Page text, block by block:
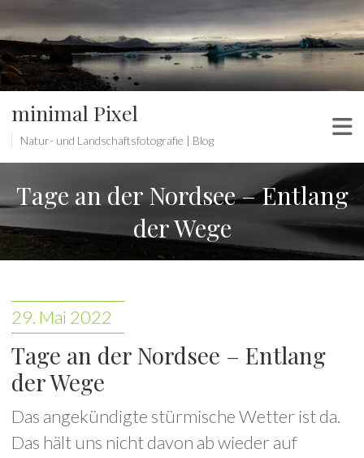
minimal Pixel
Natur- und Landschaftsfotografie | Blog
Tage an der Nordsee – Entlang
der Wege
29. Mai 2022
Tage an der Nordsee – Entlang
der Wege
Das angekündigte stürmische Wetter ist da.
Das hält uns nicht davon ab wieder auf